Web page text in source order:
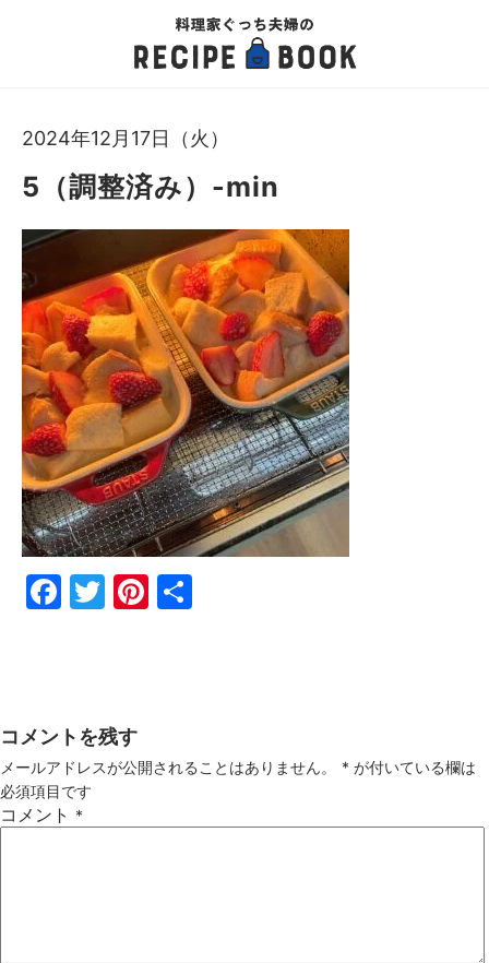
2024年12月17日（火）
5（調整済み）-min
Fac
Twi
Pin
コメントを残す
メールアドレスが公開されることはありません。 * が付いている欄は
必須項目です
コメント *